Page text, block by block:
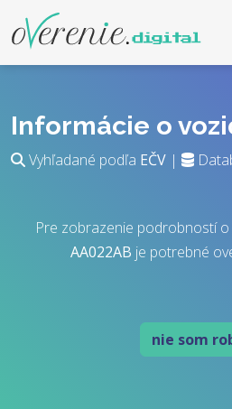
Informácie o
Vyhľadané podľa EČV |
Pre zobrazenie podrobností o
AA022AB je potrebné
nie som